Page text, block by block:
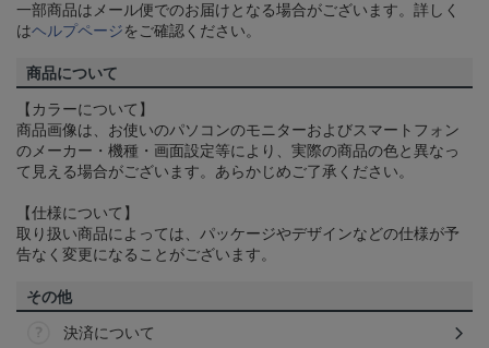
一部商品はメール便でのお届けとなる場合がございます。詳しく
はヘルプページをご確認ください。
商品について
【カラーについて】
商品画像は、お使いのパソコンのモニターおよびスマートフォン
のメーカー・機種・画面設定等により、実際の商品の色と異なっ
て見える場合がございます。あらかじめご了承ください。
【仕様について】
取り扱い商品によっては、パッケージやデザインなどの仕様が予
告なく変更になることがございます。
その他
決済について